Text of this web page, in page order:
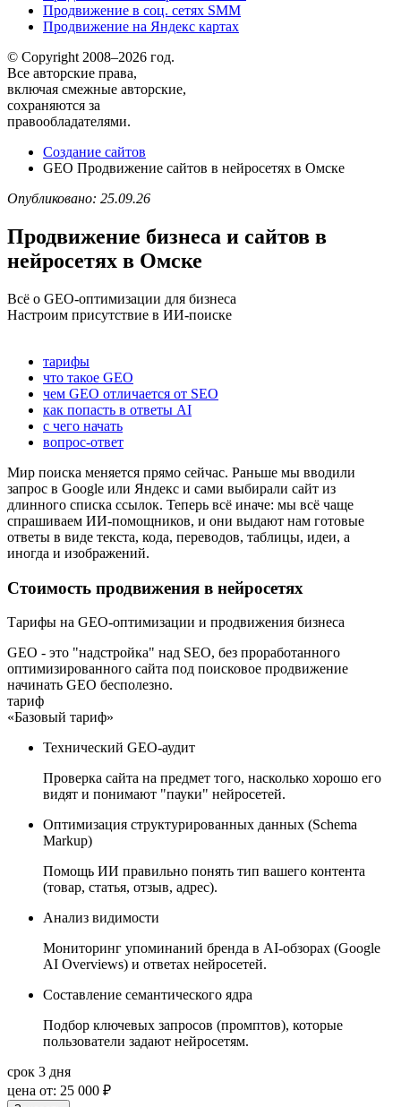
Продвижение в соц. сетях SMM
Продвижение на Яндекс картах
© Copyright 2008–2026 год.
Все авторские права,
включая смежные авторские,
сохраняются за
правообладателями.
Создание сайтов
GEO Продвижение сайтов в нейросетях в Омске
Опубликовано: 25.09.26
Продвижение бизнеса и сайтов в
нейросетях в Омске
Всё о GEO-оптимизации для бизнеса
Настроим присутствие в ИИ-поиске
тарифы
что такое GEO
чем GEO отличается от SEO
как попасть в ответы AI
с чего начать
вопрос-ответ
Мир поиска меняется прямо сейчас. Раньше мы вводили
запрос в Google или Яндекс и сами выбирали сайт из
длинного списка ссылок. Теперь всё иначе: мы всё чаще
спрашиваем ИИ-помощников, и они выдают нам готовые
ответы в виде текста, кода, переводов, таблицы, идеи, а
иногда и изображений.
Стоимость продвижения в нейросетях
Тарифы на GEO-оптимизации и продвижения бизнеса
GEO - это "надстройка" над SEO, без проработанного
оптимизированного сайта под поисковое продвижение
начинать GEO бесполезно.
тариф
«Базовый тариф»
Технический GEO-аудит
Проверка сайта на предмет того, насколько хорошо его
видят и понимают "пауки" нейросетей.
Оптимизация структурированных данных (Schema
Markup)
Помощь ИИ правильно понять тип вашего контента
(товар, статья, отзыв, адрес).
Анализ видимости
Мониторинг упоминаний бренда в AI-обзорах (Google
AI Overviews) и ответах нейросетей.
Составление семантического ядра
Подбор ключевых запросов (промптов), которые
пользователи задают нейросетям.
срок 3 дня
цена от: 25 000 ₽